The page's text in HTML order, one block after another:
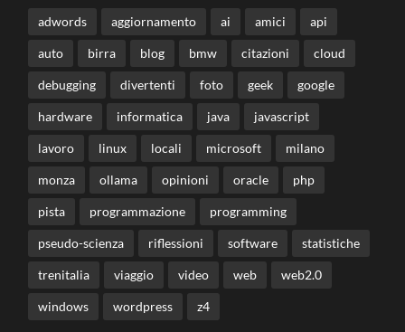
adwords aggiornamento ai amici api
auto birra blog bmw citazioni cloud
debugging divertenti foto geek google
hardware informatica java javascript
lavoro linux locali microsoft milano
monza ollama opinioni oracle php
pista programmazione programming
pseudo-scienza riflessioni software statistiche
trenitalia viaggio video web web2.0
windows wordpress z4